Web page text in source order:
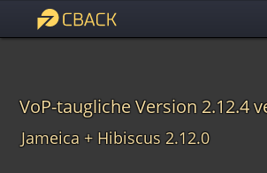
VoP-taugliche Version 2.12.4
Jameica + Hibiscus 2.12.0